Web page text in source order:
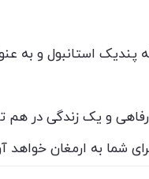
پندیک استانبول و به
و یک زندگی در هم
شما به ارمغان خواهد